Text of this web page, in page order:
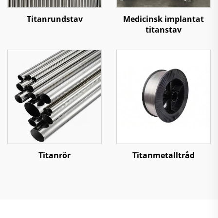
Titanrundstav
Medicinsk implantat
titanstav
Titanrör Titanmetalltråd